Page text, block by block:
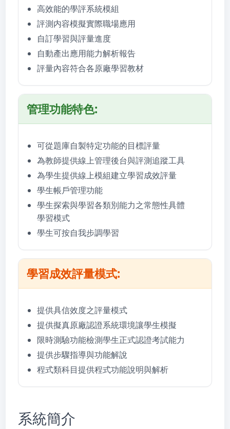
高效能的學評系統模組
評測内容模擬實際職場應用
自訂學習與評量進度
自動產出應用能力解析報告
評量內容符合各原廠學習教材
管理功能特色:
可從題庫自製特定功能的目標評量
為教師提供線上管理後台與評測追蹤工具
為學生提供線上模組建立學習成效評量
學生帳戶管理功能
學生探索與學習各類別能力之常態性具體
學習模式
學生可按自我步調學習
學習成效評量模式:
提供具信效度之評量模式
提供擬真原廠認證系統環境讓學生模擬
限時測驗功能檢測學生正式認證考試能力
提供步驟指導與功能解說
程式類科目提供程式功能說明與解析
系統簡介